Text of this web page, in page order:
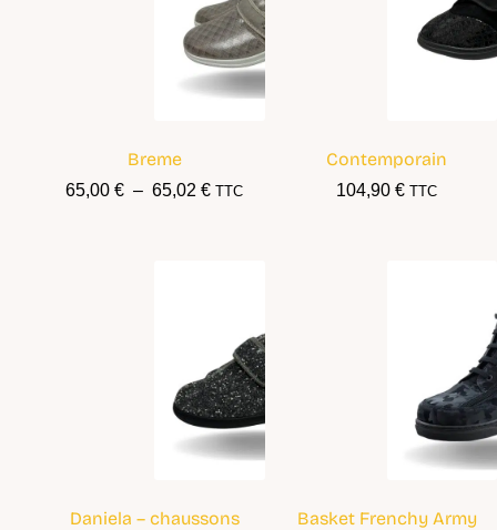
Breme
65,00€ – 65,02€ TTC
Contemporain
104,90€ TTC
Daniela – chaussons Basket Frenchy Army